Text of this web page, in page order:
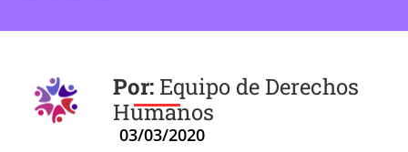
Equipo de Derechos
Humanos
03/03/2020